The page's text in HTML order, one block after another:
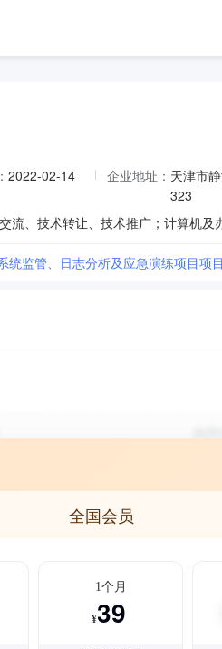
2022-02-14 企业地址： 天津市
323
统监管、日志分析及应急演练项目项
全国会员
1个月
¥39